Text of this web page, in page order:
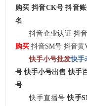
购买 抖音CK号抖音
名
抖音企业认证 抖
购买 抖音SM号 抖音
快手小号批发快手
号快手小号出售 快手
号
快手直播号 快手